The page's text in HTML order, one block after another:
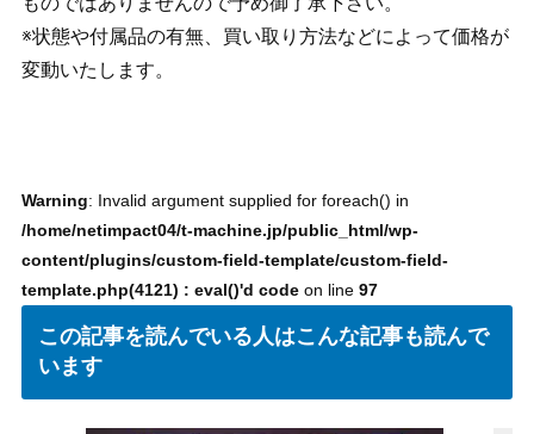
※状態や付属品の有無、買い取り方法などによって価格が
変動いたします。
Warning: Invalid argument supplied for foreach() in
/home/netimpact04/t-machine.jp/public_html/wp-
content/plugins/custom-field-template/custom-field-
template.php(4121) : eval()'d codeon line 97
この記事を読んでいる人はこんな記事も読んで
います